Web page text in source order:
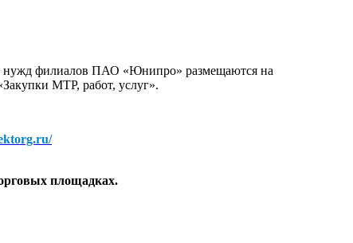
нужд филиалов ПАО «Юнипро» размещаются на
МТР, работ, услуг».
площадках.